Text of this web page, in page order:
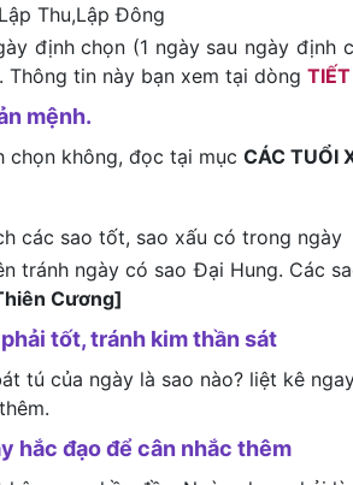
Thu,Lập Đông
định chọn (1 ngày sau ngày định
. Thông tin này bạn xem tại dòng
mệnh.
chọn không, đọc tại mục CÁC TUỔI
các sao tốt, sao xấu có trong ngày
tránh ngày có sao Đại Hung. Các
Cương]
tốt, tránh kim thần sát
tú của ngày là sao nào? liệt kê
hắc đạo để cân nhắc thêm